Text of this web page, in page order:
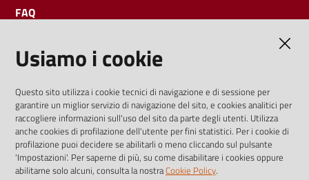
FAQ
I dati personali pubblicati sono riutilizzabili solo alle condizioni
previste dalla direttiva comunitaria 2003/98/CE e dal d.lgs.
36/2006
Usiamo i cookie
Questo sito utilizza i cookie tecnici di navigazione e di sessione per
garantire un miglior servizio di navigazione del sito, e cookies analitici per
raccogliere informazioni sull'uso del sito da parte degli utenti. Utilizza
anche cookies di profilazione dell'utente per fini statistici. Per i cookie di
profilazione puoi decidere se abilitarli o meno cliccando sul pulsante
'Impostazioni'. Per saperne di più, su come disabilitare i cookies oppure
abilitarne solo alcuni, consulta la nostraCookie Policy.